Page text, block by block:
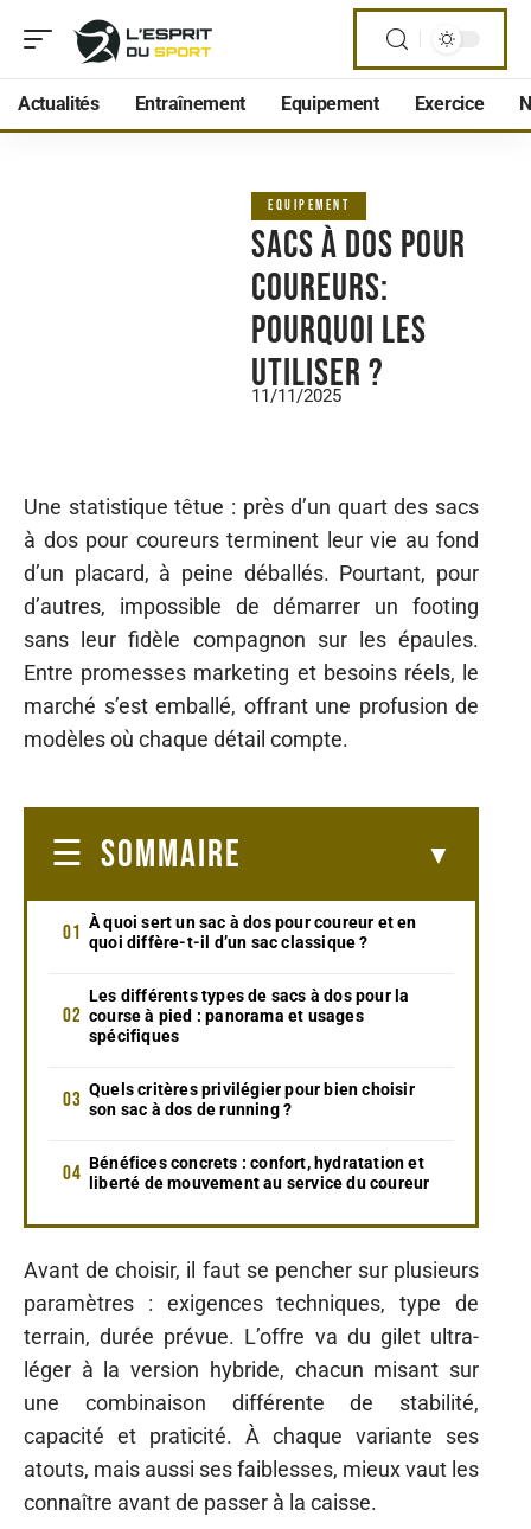
Actualités Entraînement Equipement Exercice
EQUIPEMENT
Sacs à dos pour
coureurs:
pourquoi les
utiliser ?
11/11/2025
Une statistique têtue : près d’un quart des sacs
à dos pour coureurs terminent leur vie au fond
d’un placard, à peine déballés. Pourtant, pour
d’autres, impossible de démarrer un footing
sans leur fidèle compagnon sur les épaules.
Entre promesses marketing et besoins réels, le
marché s’est emballé, offrant une profusion de
modèles où chaque détail compte.
SOMMAIRE
À quoi sert un sac à dos pour coureur et en
quoi diffère-t-il d’un sac classique ?
Les différents types de sacs à dos pour la
course à pied : panorama et usages
spécifiques
Quels critères privilégier pour bien choisir
son sac à dos de running ?
Bénéfices concrets : confort, hydratation et
liberté de mouvement au service du coureur
Avant de choisir, il faut se pencher sur plusieurs
paramètres : exigences techniques, type de
terrain, durée prévue. L’offre va du gilet ultra-
léger à la version hybride, chacun misant sur
une combinaison différente de stabilité,
capacité et praticité. À chaque variante ses
atouts, mais aussi ses faiblesses, mieux vaut les
connaître avant de passer à la caisse.